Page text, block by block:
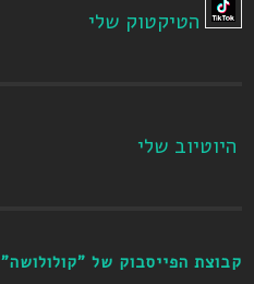
הטיקטוק שלי
היוטיוב שלי
קבוצת הפייסבוק של "קולולושה"